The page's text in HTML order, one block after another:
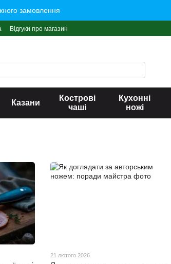
замовлення
Відгуки про магазин
Казани
Кострові
чаші
Кухонні
ножі
21 лютого 2026